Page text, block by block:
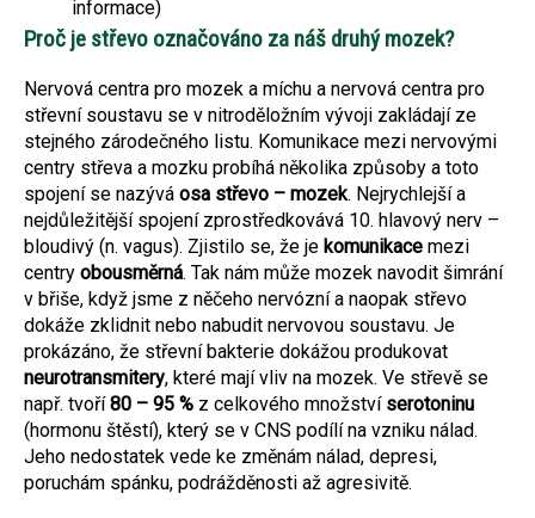
informace)
Proč je střevo označováno za náš druhý mozek?
Nervová centra pro mozek a míchu a nervová centra pro
střevní soustavu se v nitroděložním vývoji zakládají ze
stejného zárodečného listu. Komunikace mezi nervovými
centry střeva a mozku probíhá několika způsoby a toto
spojení se nazývá osa střevo – mozek. Nejrychlejší a
nejdůležitější spojení zprostředkovává 10. hlavový nerv –
bloudivý (n. vagus). Zjistilo se, že je komunikace mezi
centry obousměrná. Tak nám může mozek navodit šimrání
v břiše, když jsme z něčeho nervózní a naopak střevo
dokáže zklidnit nebo nabudit nervovou soustavu. Je
prokázáno, že střevní bakterie dokážou produkovat
neurotransmitery, které mají vliv na mozek. Ve střevě se
např. tvoří80 – 95 % z celkového množství serotoninu
(hormonu štěstí), který se v CNS podílí na vzniku nálad.
Jeho nedostatek vede ke změnám nálad, depresi,
poruchám spánku, podrážděnosti až agresivitě.